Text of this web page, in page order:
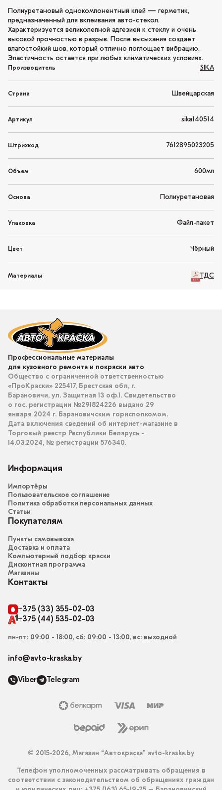
Полиуретановый однокомпонентный клей — герметик,
предназначенный для вклеивания авто-стекол.
Характеризуется великолепной адгезией к стеклу и очень
высокой прочностью в разрыв. После высыхания создает
влагостойкий шов, который отлично поглощает вибрацию.
Эластичность остается при любых климатических условиях.
Производитель SIKA
Страна Швейцарская
Артикул sika140514
Штрихкод 7612895023205
Объем 600мл
Основа Полиуретановая
Упаковка Файл-пакет
Цвет Чёрный
Материалы ТДС
Профессиональные материалы
для кузовного ремонта и покраски авто
Общество с ограниченной ответственностью
«ПроКраски» 225417, Брестская обл, г.
Барановичи, ул. Защитная 13 оф.1. Свидетельство
о гос. регистрации №291824226 выдано 29
января 2024 г. Барановичским горисполкомом.
Дата включения сведений об интернет-магазине в
Торговый реестр Республики Беларусь -
14.03.2024, № регистрации 576340.
Информация
Импортёры
Пользовательское соглашение
Политика обработки персональных данных
Статьи
Покупателям
Пункты самовывоза
Доставка и оплата
Компьютерный подбор краски
Дисконтная программа
Магазины
Контакты
+375 (33) 355-02-03
+375 (44) 535-02-03
пн-пт: 09:00 - 18:00, сб: 09:00 - 13:00, вс: выходной
info@avto-kraska.by
Viber Telegram
© 2015-2026, Магазин “Автокраска” avto-kraska.by
Телефон уполномоченных рассматривать обращения в
соответствии с законодательством об обращениях граждан